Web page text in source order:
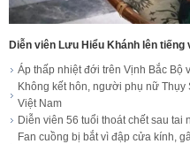
Diễn viên Lưu Hiểu Khánh lên
Áp thấp nhiệt đới trên Vịnh Bắc Bộ
Không kết hôn, người phụ nữ Thụy
Việt Nam
Diễn viên 56 tuổi thoát chết sau tai
Fan cuồng bị bắt vì đập cửa kính,